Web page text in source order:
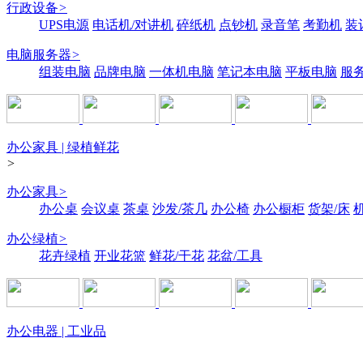
行政设备>
UPS电源 电话机/对讲机 碎纸机 点钞机 录音笔 考勤机 装
电脑服务器>
组装电脑 品牌电脑 一体机电脑 笔记本电脑 平板电脑 服
办公家具 | 绿植鲜花
>
办公家具>
办公桌 会议桌 茶桌 沙发/茶几 办公椅 办公橱柜 货架/床
办公绿植>
花卉绿植 开业花篮 鲜花/干花 花盆/工具
办公电器 | 工业品